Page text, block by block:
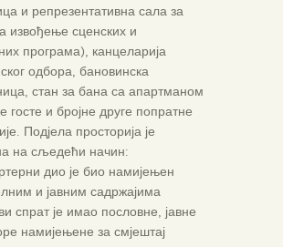
и репрезентативна сала за
извођење сценских и
програма), канцеларија
одбора, бановинска
стан за бана са апартманом
госте и бројне друге попратне
Подјела просторија је
на сљедећи начин:
дио је био намијењен
и јавним садржајима
је имао пословне, јавне
намијењене за смјештај